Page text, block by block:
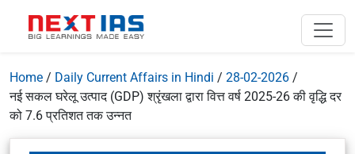
Home / Daily Current Affairs in Hindi / 28-02-2026 /
नई सकल घरेलू उत्पाद (GDP) श्रृंखला द्वारा वित्त वर्ष 2025-26 की वृद्धि दर
को 7.6 प्रतिशत तक उन्नत